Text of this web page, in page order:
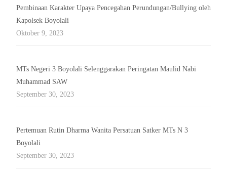
Pembinaan Karakter Upaya Pencegahan Perundungan/Bullying oleh
Kapolsek Boyolali
Oktober 9, 2023
MTs Negeri 3 Boyolali Selenggarakan Peringatan Maulid Nabi
Muhammad SAW
September 30, 2023
Pertemuan Rutin Dharma Wanita Persatuan Satker MTs N 3
Boyolali
September 30, 2023